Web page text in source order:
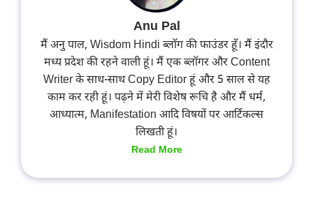
Anu Pal
मैं अनु पाल, Wisdom Hindi ब्लॉग की फाउंडर हूँ। मैं इंदौर
मध्य प्रदेश की रहने वाली हूं। मैं एक ब्लॉगर और Content
Writer के साथ-साथ Copy Editor हूं और 5 साल से यह
काम कर रही हूं। पढ़ने में मेरी विशेष रूचि है और मैं धर्म,
आध्यात्म, Manifestation आदि विषयों पर आर्टिकल्स
लिखती हूं।
Read More